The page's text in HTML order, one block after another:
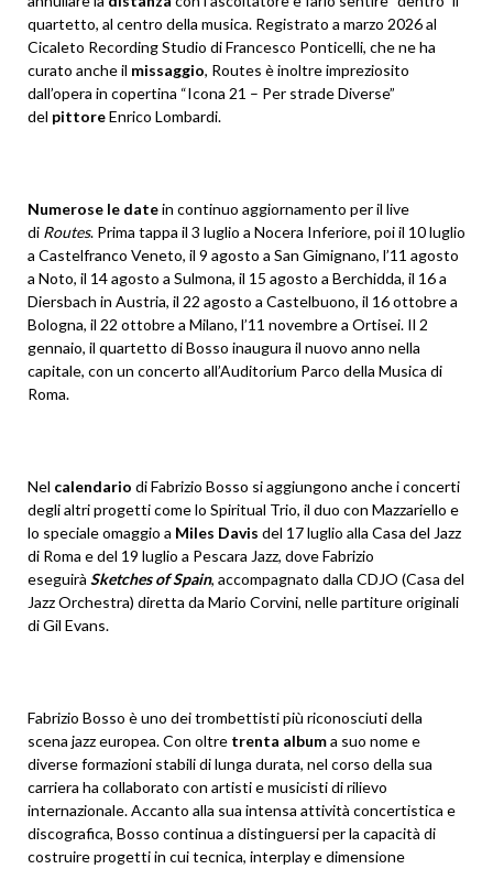
quartetto, al centro della musica. Registrato a marzo 2026 al
Cicaleto Recording Studio di Francesco Ponticelli, che ne ha
curato anche il missaggio, Routes è inoltre impreziosito
dall’opera in copertina “Icona 21 – Per strade Diverse”
del pittoreEnrico Lombardi.
Numerose le datein continuo aggiornamento per il live
di Routes. Prima tappa il 3 luglio a Nocera Inferiore, poi il 10 luglio
a Castelfranco Veneto, il 9 agosto a San Gimignano, l’11 agosto
a Noto, il 14 agosto a Sulmona, il 15 agosto a Berchidda, il 16 a
Diersbach in Austria, il 22 agosto a Castelbuono, il 16 ottobre a
Bologna, il 22 ottobre a Milano, l’11 novembre a Ortisei. Il 2
gennaio, il quartetto di Bosso inaugura il nuovo anno nella
capitale, con un concerto all’Auditorium Parco della Musica di
Roma.
Nel calendario di Fabrizio Bosso si aggiungono anche i concerti
degli altri progetti come lo Spiritual Trio, il duo con Mazzariello e
lo speciale omaggio a Miles Davis del 17 luglio alla Casa del Jazz
di Roma e del 19 luglio a Pescara Jazz, dove Fabrizio
eseguirà Sketches of Spain, accompagnato dalla CDJO (Casa del
Jazz Orchestra) diretta da Mario Corvini, nelle partiture originali
di Gil Evans.
Fabrizio Bosso è uno dei trombettisti più riconosciuti della
scena jazz europea. Con oltre trenta albuma suo nome e
diverse formazioni stabili di lunga durata, nel corso della sua
carriera ha collaborato con artisti e musicisti di rilievo
internazionale. Accanto alla sua intensa attività concertistica e
discografica, Bosso continua a distinguersi per la capacità di
costruire progetti in cui tecnica, interplay e dimensione